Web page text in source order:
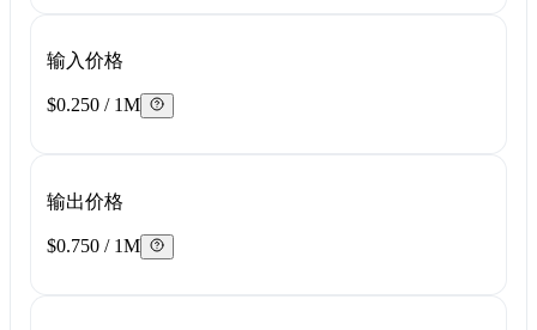
输入价格
$0.250 / 1M
输出价格
$0.750 / 1M